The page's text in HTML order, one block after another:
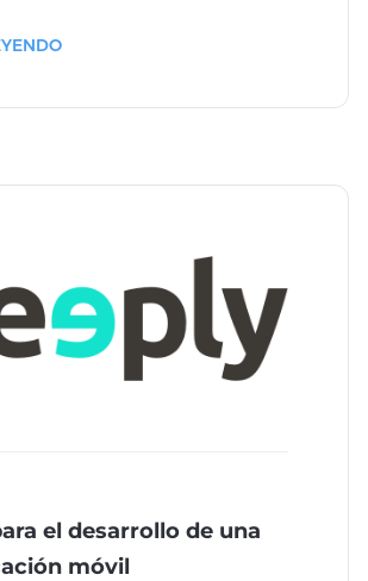
el desarrollo de una
móvil